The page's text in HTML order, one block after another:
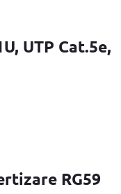
UTP Cat.5e,
RG59